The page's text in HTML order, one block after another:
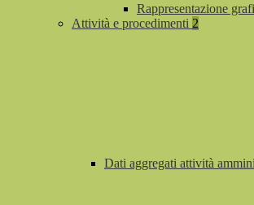
Rappresentazione
Attività e procedimenti 2
Dati aggregati attività